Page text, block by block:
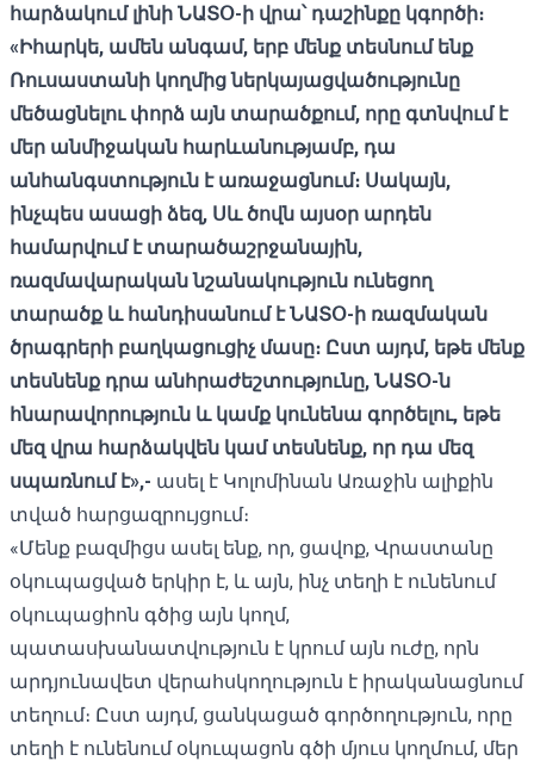
հարձակում լինի ՆԱՏՕ-ի վրա՝ դաշինքը կգործի։
«Իհարկե, ամեն անգամ, երբ մենք տեսնում ենք
Ռուսաստանի կողմից ներկայացվածությունը
մեծացնելու փորձ այն տարածքում, որը գտնվում է
մեր անմիջական հարևանությամբ, դա
անհանգստություն է առաջացնում։ Սակայն,
ինչպես ասացի ձեզ, Սև ծովն այսօր արդեն
համարվում է տարածաշրջանային,
ռազմավարական նշանակություն ունեցող
տարածք և հանդիսանում է ՆԱՏՕ-ի ռազմական
ծրագրերի բաղկացուցիչ մասը։ Ըստ այդմ, եթե մենք
տեսնենք դրա անհրաժեշտությունը, ՆԱՏՕ-ն
հնարավորություն և կամք կունենա գործելու, եթե
մեզ վրա հարձակվեն կամ տեսնենք, որ դա մեզ
սպառնում է»,- ասել է Կոլոմինան Առաջին ալիքին
տված հարցազրույցում։
«Մենք բազմիցս ասել ենք, որ, ցավոք, Վրաստանը
օկուպացված երկիր է, և այն, ինչ տեղի է ունենում
օկուպացիոն գծից այն կողմ,
պատասխանատվություն է կրում այն ​​ուժը, որն
արդյունավետ վերահսկողություն է իրականացնում
տեղում։ Ըստ այդմ, ցանկացած գործողություն, որը
տեղի է ունենում օկուպացոն գծի մյուս կողմում, մեր